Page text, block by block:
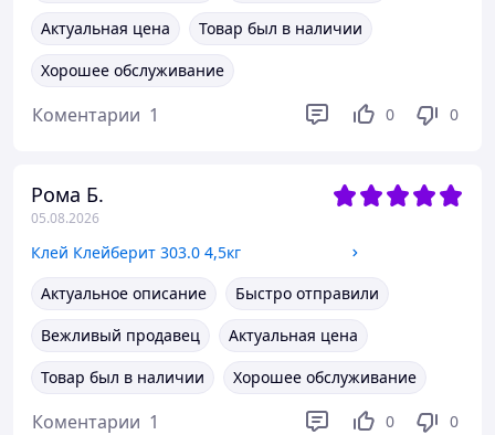
Актуальная цена
Товар был в наличии
Хорошее обслуживание
Коментарии 1 0 0
Рома Б.
05.08.2026
Клей Клейберит 303.0 4,5кг
Актуальное описание
Быстро отправили
Вежливый продавец
Актуальная цена
Товар был в наличии
Хорошее обслуживание
Коментарии 1 0 0